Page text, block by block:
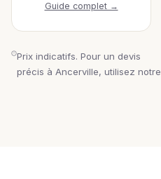
Guide complet →
Prix indicatifs. Pour un devis
précis à Ancerville, utilisez notre